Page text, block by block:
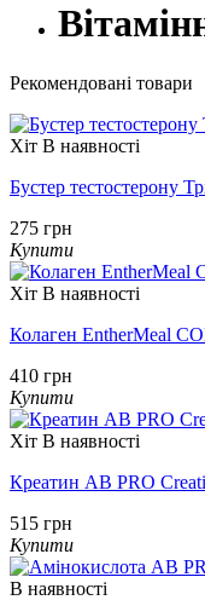
Рекомендовані товари
Хіт В наявності
Бустер тестостерону
275 грн
Купити
Хіт В наявності
Колаген EntherMeal
410 грн
Купити
Хіт В наявності
Креатин AB PRO
515 грн
Купити
В наявності